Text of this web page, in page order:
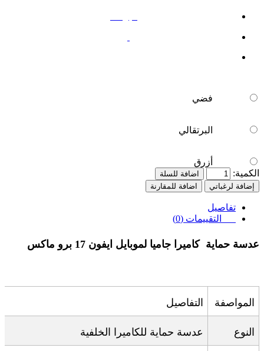
فضي
البرتقالي
أزرق
الكمية:
اضافة للسلة
إضافة لرغباتي
اضافة للمقارنة
تفاصيل
التقييمات (0)
عدسة حماية كاميرا جاميا لموبايل ايفون 17 برو ماكس
المواصفة التفاصيل
النوع عدسة حماية للكاميرا الخلفية